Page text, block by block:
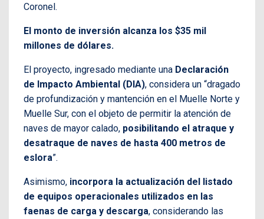
Coronel.
El monto de inversión alcanza los $35 mil
millones de dólares.
El proyecto, ingresado mediante una Declaración
de Impacto Ambiental (DIA), considera un “dragado
de profundización y mantención en el Muelle Norte y
Muelle Sur, con el objeto de permitir la atención de
naves de mayor calado, posibilitando el atraque y
desatraque de naves de hasta 400 metros de
eslora”.
Asimismo, incorpora la actualización del listado
de equipos operacionales utilizados en las
faenas de carga y descarga, considerando las